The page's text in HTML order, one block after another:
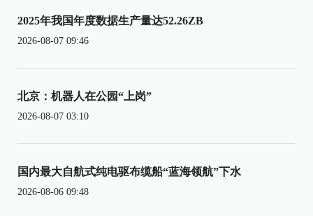
2025年我国年度数据生产量达52.26ZB
2026-08-07 09:46
北京：机器人在公园“上岗”
2026-08-07 03:10
国内最大自航式纯电驱布缆船“蓝海领航”下水
2026-08-06 09:48